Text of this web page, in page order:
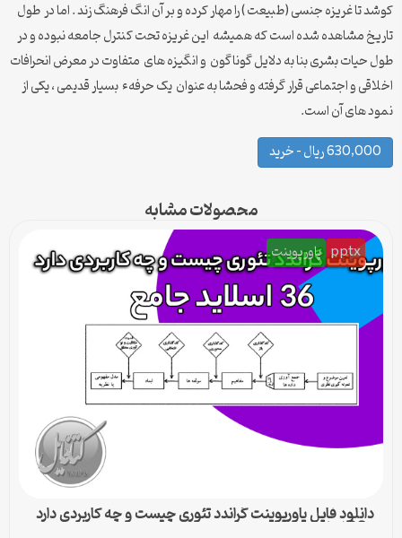
کوشد تا غریزه جنسی (طبیعت ) را مهار کرده و بر آن انگ فرهنگ زند . اما در طول
تاریخ مشاهده شده است که همیشه این غریزه تحت کنترل جامعه نبوده و در
طول حیات بشری بنا به دلایل گوناگون و انگیزه های متفاوت در معرض انحرافات
اخلاقی و اجتماعی قرار گرفته و فحشا به عنوان یک حرفهء بسیار قدیمی ، یکی از
نمود های آن است.
630,000 ریال – خرید
محصولات مشابه
pptx پاورپوینت
دانلود فایل پاورپوینت گراندد تئوری چیست و چه کاربردی دارد